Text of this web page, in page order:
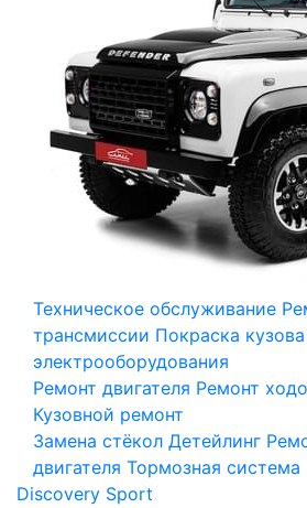
Техническое обслуживание
трансмиссии Покраска кузова
электрооборудования
Ремонт двигателя Ремонт
Кузовной ремонт
Замена стёкол Детейлинг
двигателя Тормозная система
Discovery Sport